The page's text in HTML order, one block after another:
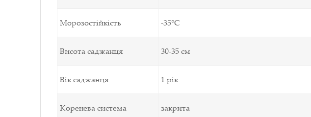
Морозостійкість -35°С
Висота саджанця 30-35 см
Вік саджанця 1 рік
Коренева система закрита